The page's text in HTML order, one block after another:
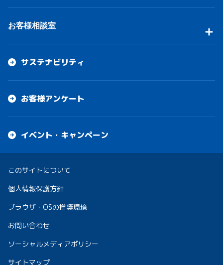
お客様相談室
サステナビリティ
お客様アンケート
イベント・キャンペーン
このサイトについて
個人情報保護方針
ブラウザ・OSの推奨環境
お問い合わせ
ソーシャルメディアポリシー
サイトマップ